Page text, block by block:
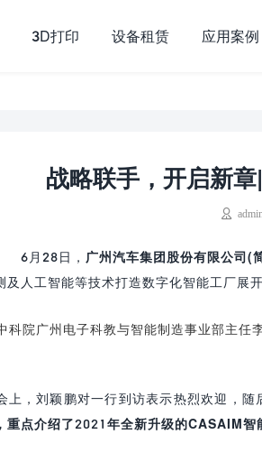
3D打印 设备租赁 应用案例
战略联手，开启新
admin
6月28日， 广州汽车集团股份有限公司(
及人工智能等技术打造数字化智能工厂展开
科院广州电子科教与智能制造事业部主任
上，刘颖鹏对一行到访表示热烈欢迎，
重点介绍了2021年全新升级的CASAIM智